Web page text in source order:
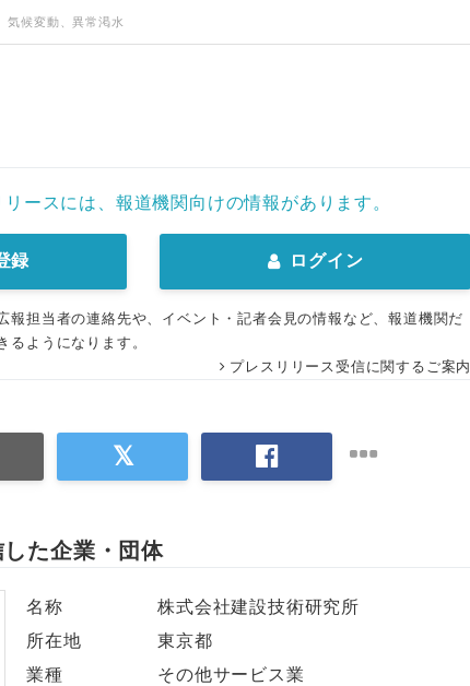
気候変動、異常渇水
ースには、報道機関向けの情報があります。
録 ログイン
報担当者の連絡先や、イベント・記者会見の情報など、報道機関だ
るようになります。
プレスリリース受信に関するご案内
た企業・団体
名称
株式会社建設技術研究所
所在地
東京都
業種
その他サービス業